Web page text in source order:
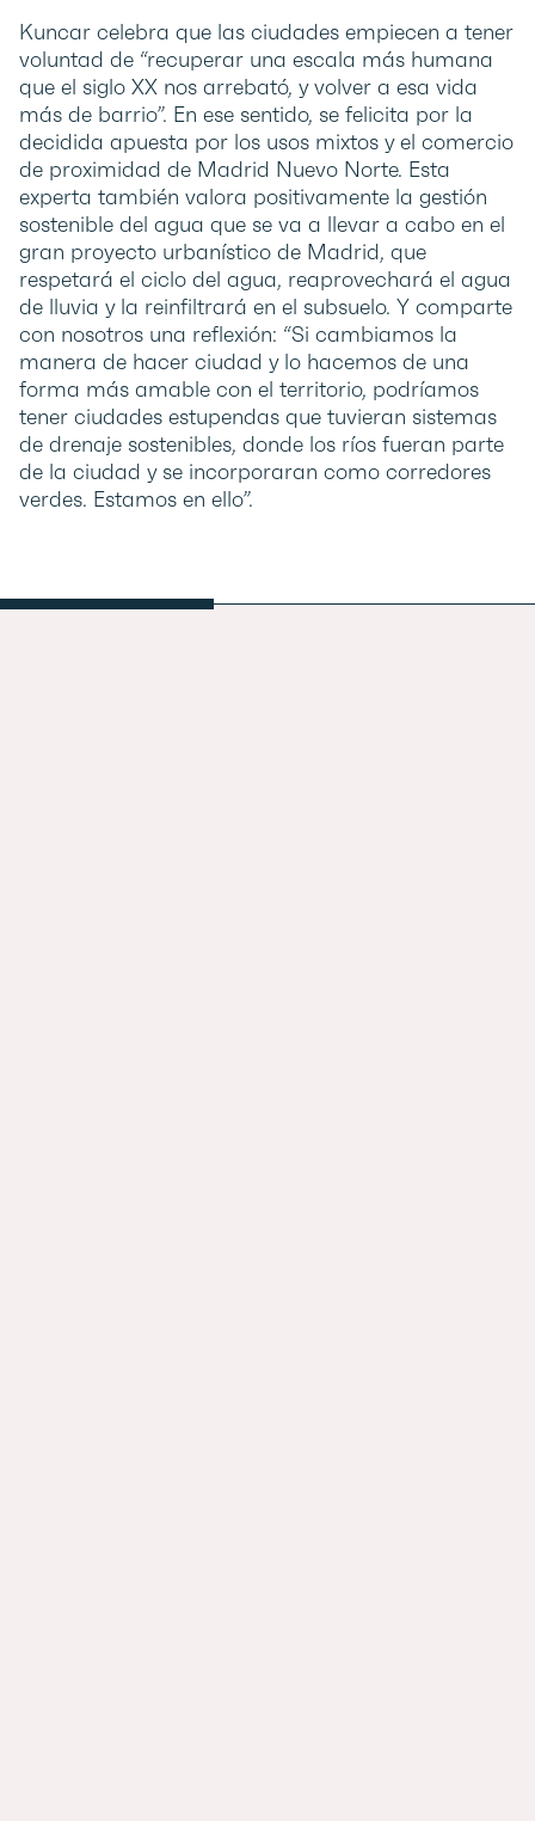
Kuncar celebra que las ciudades empiecen a tener
voluntad de “recuperar una escala más humana
que el siglo XX nos arrebató, y volver a esa vida
más de barrio”. En ese sentido, se felicita por la
decidida apuesta por los usos mixtos y el comercio
de proximidad de Madrid Nuevo Norte. Esta
experta también valora positivamente la gestión
sostenible del agua que se va a llevar a cabo en el
gran proyecto urbanístico de Madrid, que
respetará el ciclo del agua, reaprovechará el agua
de lluvia y la reinfiltrará en el subsuelo. Y comparte
con nosotros una reflexión: “Si cambiamos la
manera de hacer ciudad y lo hacemos de una
forma más amable con el territorio, podríamos
tener ciudades estupendas que tuvieran sistemas
de drenaje sostenibles, donde los ríos fueran parte
de la ciudad y se incorporaran como corredores
verdes. Estamos en ello”.